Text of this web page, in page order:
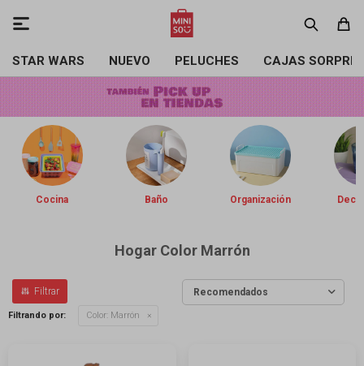
STAR WARS NUEVO PELUCHES CAJAS

Cocina Baño Organización
Hogar Color Marrón
Recomendados
Filtrando por: Color: Marrón